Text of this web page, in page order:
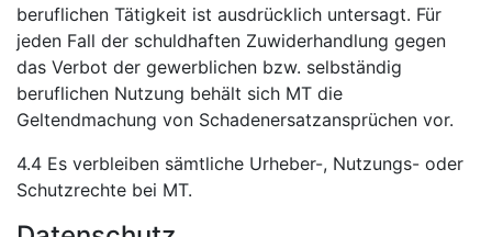
beruflichen Tätigkeit ist ausdrücklich untersagt. Für
jeden Fall der schuldhaften Zuwiderhandlung gegen
das Verbot der gewerblichen bzw. selbständig
beruflichen Nutzung behält sich MT die
Geltendmachung von Schadenersatzansprüchen vor.
4.4 Es verbleiben sämtliche Urheber-, Nutzungs- oder
Schutzrechte bei MT.